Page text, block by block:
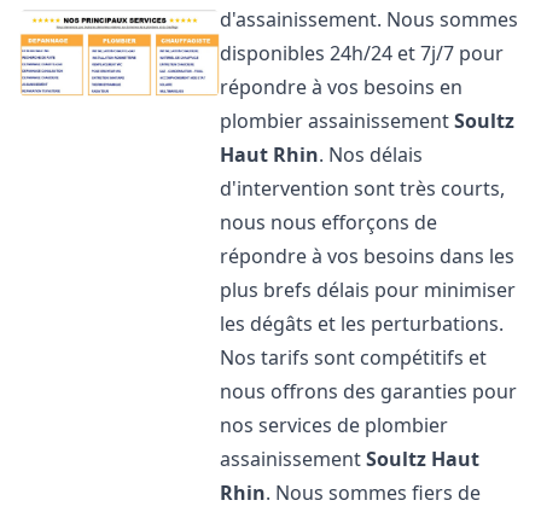
d'assainissement. Nous sommes
disponibles 24h/24 et 7j/7 pour
répondre à vos besoins en
plombier assainissementSoultz
Haut Rhin. Nos délais
d'intervention sont très courts,
nous nous efforçons de
répondre à vos besoins dans les
plus brefs délais pour minimiser
les dégâts et les perturbations.
Nos tarifs sont compétitifs et
nous offrons des garanties pour
nos services de plombier
assainissementSoultz Haut
Rhin. Nous sommes fiers de